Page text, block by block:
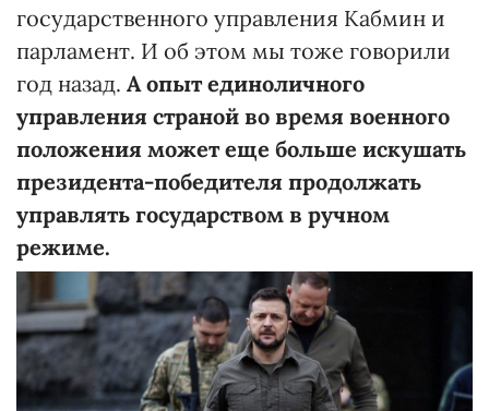
государственного управления Кабмин и
парламент. И об этом мы тоже говорили
год назад. А опыт единоличного
управления страной во время военного
положения может еще больше искушать
президента-победителя продолжать
управлять государством в ручном
режиме.